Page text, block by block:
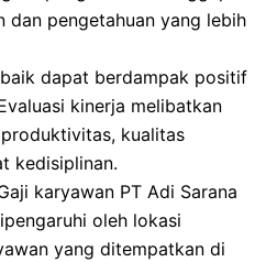
dan pengetahuan yang lebih
dapat berdampak positif
kinerja melibatkan
kualitas
kedisiplinan.
karyawan PT Adi Sarana
oleh lokasi
yang ditempatkan di